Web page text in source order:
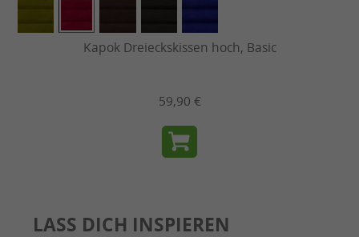
Kapok Dreieckskissen hoch, Basic
59,90 €
LASS DICH INSPIEREN